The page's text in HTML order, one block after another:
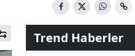
Trend Haberler